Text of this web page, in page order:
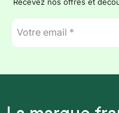
E-
mail
*